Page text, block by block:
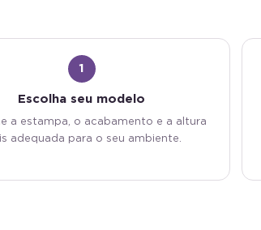
1
Escolha seu modelo
a estampa, o acabamento e a altura
adequada para o seu ambiente.